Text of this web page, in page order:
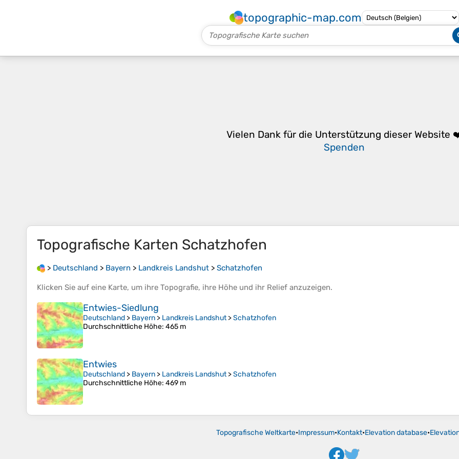
topographic-map.com
Vielen Dank für die Unterstützung dieser Website
Spenden
Topografische Karten Schatzhofen
> Deutschland > Bayern > Landkreis Landshut > Schatzhofen
Klicken Sie auf eine Karte, um ihre Topografie, ihre Höhe und ihr Relief anzuzeigen.
Entwies-Siedlung
Deutschland > Bayern > Landkreis Landshut>Schatzhofen
Durchschnittliche Höhe: 465 m
Entwies
Deutschland > Bayern > Landkreis Landshut>Schatzhofen
Durchschnittliche Höhe: 469 m
Topografische Weltkarte•Impressum•Kontakt•Elevation database•